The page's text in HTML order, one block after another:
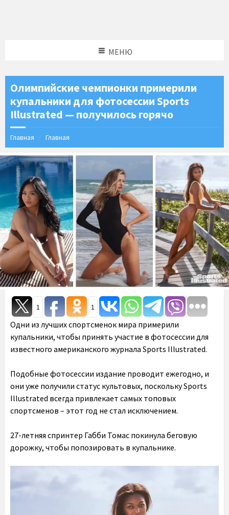
МЕНЮ
Олимпийские чемпионки примерили
купальники для фотосессии Sports
Illustrated — получилось горячо
Главная Главная
1 1
Одни из лучших спортсменок мира примерили
купальники, чтобы принять участие в фотосессии для
известного американского журнала Sports Illustrated.
Подобные фотосессии издание проводит ежегодно, и
они уже получили статус культовых, поскольку Sports
Illustrated всегда привлекает самых топовых
спортсменов – этот год не стал исключением.
27-летняя спринтер Габби Томас покинула беговую
дорожку, чтобы попозировать в купальнике.